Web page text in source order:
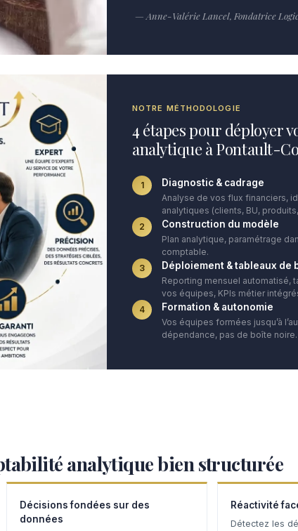
— Anne-Valérie Lancel, Fondatrice
NOTRE MÉTHODOLOGIE
4 étapes pour déployer
analytique à Pontault-
1 Diagnostic & cadrage
Analyse de vos flux financiers,
analytiques (clients, BU,
2
Construction du modèle
Plan analytique, paramétrage
comptable.
3
Déploiement & tableaux de
Reporting mensuel automatisé,
vos équipes, KPIs métier
4
Formation & autonomie
Vos équipes formées jusqu’à
dépendance, pas de boîte noire.
analytique bien structurée
Décisions fondées sur des
données
Réactivité
Détectez les